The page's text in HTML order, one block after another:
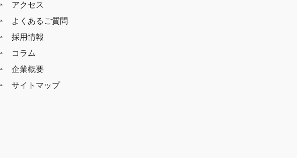
アクセス
よくあるご質問
採用情報
コラム
企業概要
サイトマップ